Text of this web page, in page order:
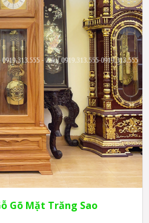
Gõ Mặt Trăng Sao